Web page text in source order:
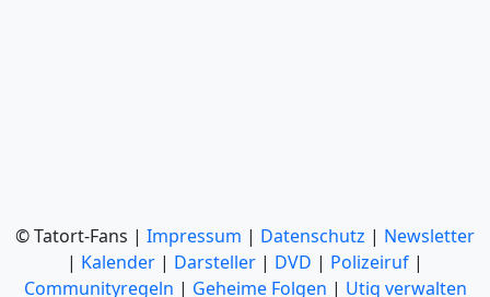
© Tatort-Fans | Impressum | Datenschutz | Newsletter
| Kalender | Darsteller | DVD | Polizeiruf |
Communityregeln | Geheime Folgen | Utiq verwalten